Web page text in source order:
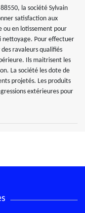
la société Sylvain
satisfaction aux
ou en lotissement pour
nettoyage. Pour effectuer
ravaleurs qualifiés
Ils maitrisent les
La société les dote de
projetés. Les produits
extérieures pour